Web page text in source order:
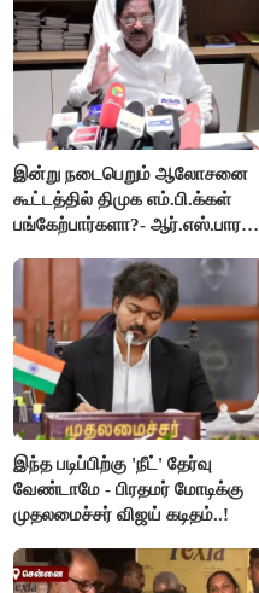
இன்று நடைபெறும் ஆலோசனை
கூட்டத்தில் திமுக எம்.பி.க்கள்
பங்கேற்பார்களா?- ஆர்.எஸ்.பாரதி
இந்த படிப்பிற்கு 'நீட்' தேர்வு
வேண்டாமே - பிரதமர் மோடிக்கு
முதலமைச்சர் விஜய் கடிதம்..!